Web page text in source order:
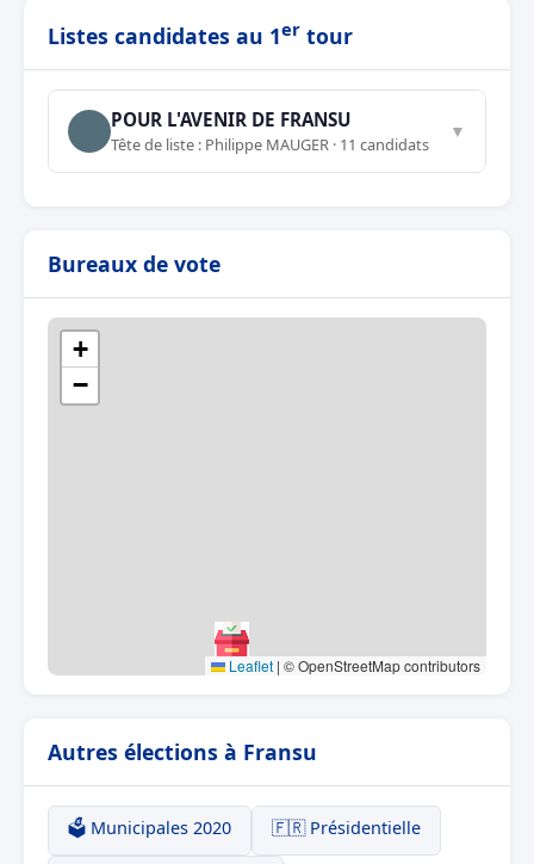
Listes candidates au 1er tour
POUR L'AVENIR DE FRANSU
Tête de liste : Philippe MAUGER · 11 candidats
▼
Bureaux de vote
+
−
Leaflet | © OpenStreetMap contributors
Autres élections à Fransu
🗳️ Municipales 2020 🇫🇷 Présidentielle